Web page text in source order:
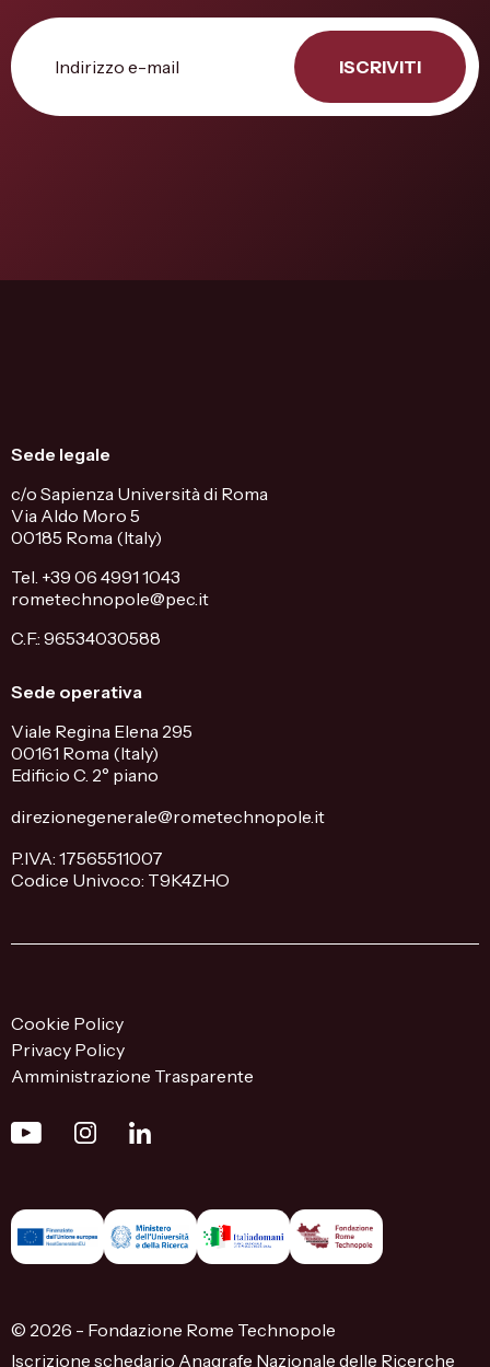
ISCRIVITI
Sede legale
c/o Sapienza Università di Roma
Via Aldo Moro 5
00185 Roma (Italy)
Tel. +39 06 4991 1043
rometechnopole@pec.it
C.F.: 96534030588
Sede operativa
Viale Regina Elena 295
00161 Roma (Italy)
Edificio C. 2° piano
direzionegenerale@rometechnopole.it
P.IVA: 17565511007
Codice Univoco: T9K4ZHO
Cookie Policy
Privacy Policy
Amministrazione Trasparente
© 2026 - Fondazione Rome Technopole
Iscrizione schedario Anagrafe Nazionale delle Ricerche